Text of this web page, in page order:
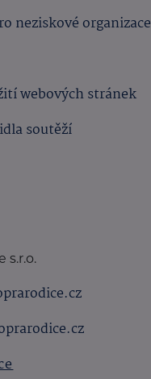
neziskové organizace
webových stránek
soutěží
s.r.o.